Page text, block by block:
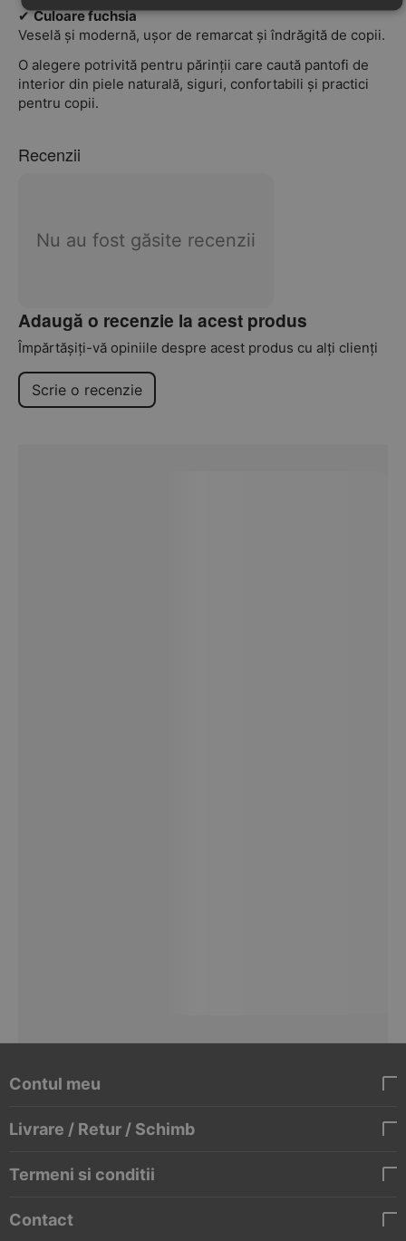
✔Culoare fuchsia
Veselă și modernă, ușor de remarcat și îndrăgită de copii.
O alegere potrivită pentru părinții care caută pantofi de
interior din piele naturală, siguri, confortabili și practici
pentru copii.
Recenzii
Nu au fost găsite recenzii
Adaugă o recenzie la acest produs
Împărtășiți-vă opiniile despre acest produs cu alți clienți
Scrie o recenzie
Contul meu
Livrare / Retur / Schimb
Termeni si conditii
Contact